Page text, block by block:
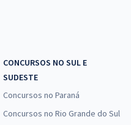
CONCURSOS NO SUL E
SUDESTE
Concursos no Paraná
Concursos no Rio Grande do Sul